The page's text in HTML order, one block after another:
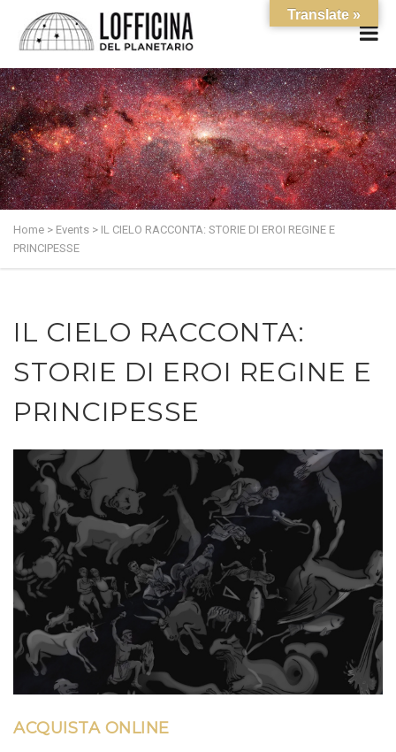
Home > Events > IL CIELO RACCONTA: STORIE DI EROI REGINE E
PRINCIPESSE
IL CIELO RACCONTA:
STORIE DI EROI REGINE E
PRINCIPESSE
ACQUISTA ONLINE
Translate »